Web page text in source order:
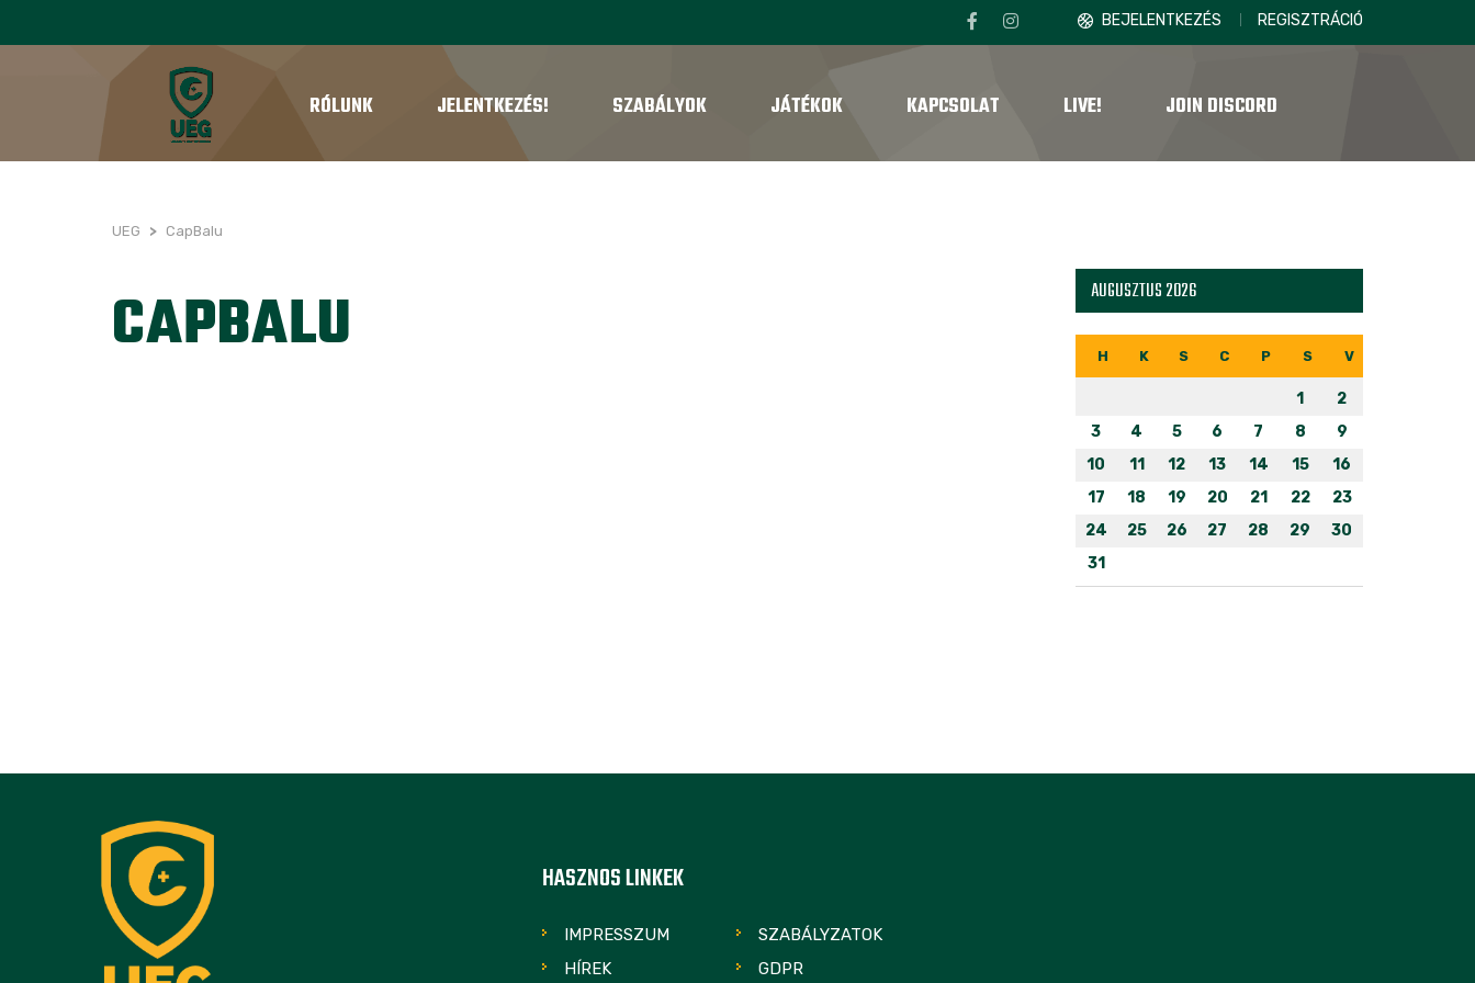
BEJELENTKEZÉS REGISZTRÁCIÓ
RÓLUNK JELENTKEZÉS! SZABÁLYOK JÁTÉKOK KAPCSOLAT LIVE! JOIN DISCORD
UEG > CapBalu
CAPBALU AUGUSZTUS 2026
H K S C P S V
1
2
3
4 5 6 7 8
9
10
11 12 13 14 15
16
17
18 19 20 21 22
23
24
25 26 27 28 29
30
31
HASZNOS LINKEK
IMPRESSZUM
SZABÁLYZATOK
HÍREK
GDPR